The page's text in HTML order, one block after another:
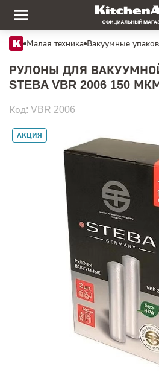
Малая техника Вакуумные
РУЛОНЫ ДЛЯ
STEBA VBR 2006 150
Код: VBR 2006
АКЦИЯ